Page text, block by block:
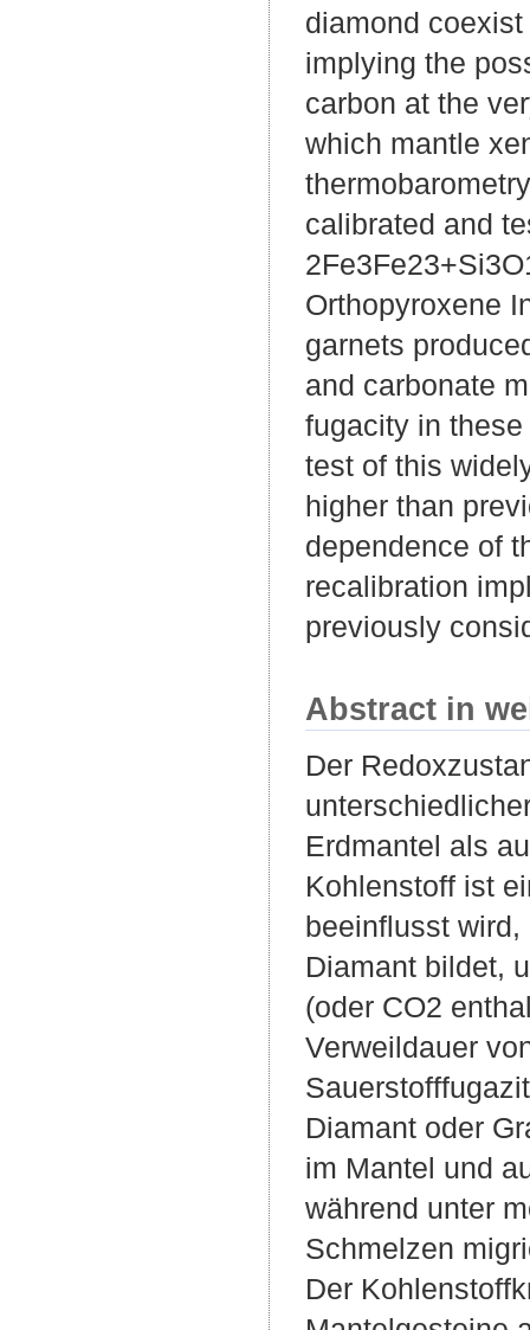
diamond
implying the
carbon at the
which mantle
calibrated and
Orthopyroxene
garnets
and carbonate
fugacity in
test of this
higher than
dependence of
recalibration
previously
Abstract in
Der
Erdmantel als
Kohlenstoff ist
beeinflusst
Diamant bildet,
(oder CO2
Verweildauer
Diamant oder
im Mantel und
während unter
Schmelzen
Der